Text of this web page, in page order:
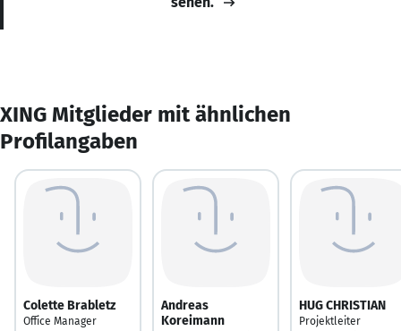
XING Mitglieder mit ähnlichen
Profilangaben
Colette Brabletz
Office Manager
Andreas
Koreimann
HUG CHRISTIAN
Projektleiter